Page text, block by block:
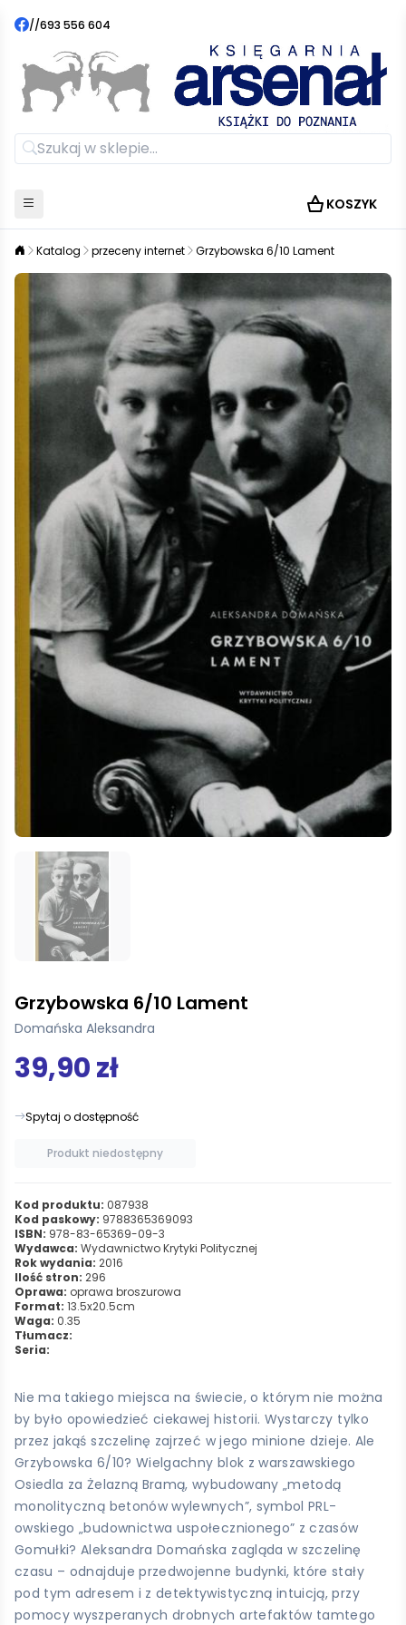
//693 556 604
KOSZYK
Katalog przeceny internet Grzybowska 6/10 Lament
Grzybowska 6/10 Lament
Domańska Aleksandra
39,90 zł
Spytaj o dostępność
Produkt niedostępny
Kod produktu: 087938
Kod paskowy: 9788365369093
ISBN: 978-83-65369-09-3
Wydawca: Wydawnictwo Krytyki Politycznej
Rok wydania: 2016
Ilość stron: 296
Oprawa: oprawa broszurowa
Format: 13.5x20.5cm
Waga: 0.35
Tłumacz:
Seria:
Nie ma takiego miejsca na świecie, o którym nie można
by było opowiedzieć ciekawej historii. Wystarczy tylko
przez jakąś szczelinę zajrzeć w jego minione dzieje. Ale
Grzybowska 6/10? Wielgachny blok z warszawskiego
Osiedla za Żelazną Bramą, wybudowany „metodą
monolityczną betonów wylewnych”, symbol PRL-
owskiego „budownictwa uspołecznionego” z czasów
Gomułki? Aleksandra Domańska zagląda w szczelinę
czasu – odnajduje przedwojenne budynki, które stały
pod tym adresem i z detektywistyczną intuicją, przy
pomocy wyszperanych drobnych artefaktów tamtego